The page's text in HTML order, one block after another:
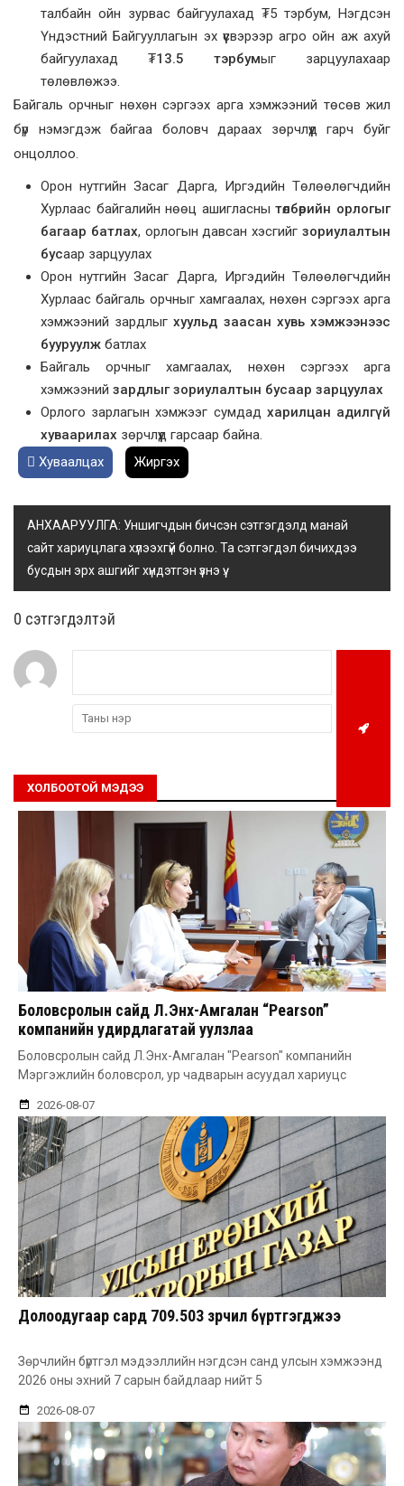
талбайн ойн зурвас байгуулахад ₮5 тэрбум, Нэгдсэн
Үндэстний Байгууллагын эх үүсвэрээр агро ойн аж ахуй
байгуулахад ₮13.5 тэрбумыг зарцуулахаар
төлөвлөжээ.
Байгаль орчныг нөхөн сэргээх арга хэмжээний төсөв жил
бүр нэмэгдэж байгаа боловч дараах зөрчлүүд гарч буйг
онцоллоо.
Орон нутгийн Засаг Дарга, Иргэдийн Төлөөлөгчдийн
Хурлаас байгалийн нөөц ашигласнытөлбөрийн орлогыг
багаар батлах, орлогын давсан хэсгийгзориулалтын
бусаар зарцуулах
Орон нутгийн Засаг Дарга, Иргэдийн Төлөөлөгчдийн
Хурлаас байгаль орчныг хамгаалах, нөхөн сэргээх арга
хэмжээний зардлыгхуульд заасан хувь хэмжээнээс
бууруулж батлах
Байгаль орчныг хамгаалах, нөхөн сэргээх арга
хэмжээний зардлыг зориулалтын бусаар зарцуулах
Орлого зарлагын хэмжээг сумдад харилцан адилгүй
хуваарилах зөрчлүүд гарсаар байна.
Хуваалцах
Жиргэх
АНХААРУУЛГА: Уншигчдын бичсэн сэтгэгдэлд манай
сайт хариуцлага хүлээхгүй болно. Та сэтгэгдэл бичихдээ
бусдын эрх ашгийг хүндэтгэн үзнэ үү.
0 cэтгэгдэлтэй
ХОЛБООТОЙ МЭДЭЭ
Боловсролын сайд Л.Энх-Амгалан “Pearson”
компанийн удирдлагатай уулзлаа
Боловсролын сайд Л.Энх-Амгалан "Pearson" компанийн
Мэргэжлийн боловсрол, ур чадварын асуудал хариуцс
2026-08-07
Долоодугаар сард 709.503 зөрчил бүртгэгджээ
Зөрчлийн бүртгэл мэдээллийн нэгдсэн санд улсын хэмжээнд
2026 оны эхний 7 сарын байдлаар нийт 5
2026-08-07